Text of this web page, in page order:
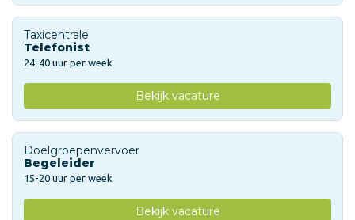
Taxicentrale
Telefonist
24-40 uur per week
Bekijk vacature
Doelgroepenvervoer
Begeleider
15-20 uur per week
Bekijk vacature